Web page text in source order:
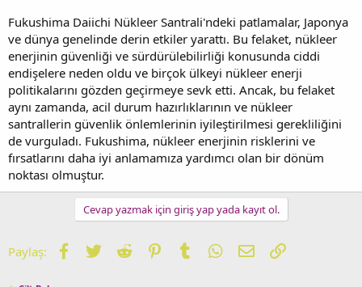
Fukushima Daiichi Nükleer Santrali'ndeki patlamalar, Japonya
ve dünya genelinde derin etkiler yarattı. Bu felaket, nükleer
enerjinin güvenliği ve sürdürülebilirliği konusunda ciddi
endişelere neden oldu ve birçok ülkeyi nükleer enerji
politikalarını gözden geçirmeye sevk etti. Ancak, bu felaket
aynı zamanda, acil durum hazırlıklarının ve nükleer
santrallerin güvenlik önlemlerinin iyileştirilmesi gerekliliğini
de vurguladı. Fukushima, nükleer enerjinin risklerini ve
fırsatlarını daha iyi anlamamıza yardımcı olan bir dönüm
noktası olmuştur.
Cevap yazmak için giriş yap yada kayıt ol.
Paylaş: Facebook
TwitterReddit PinterestTumblrWhatsApp
E-postaLink